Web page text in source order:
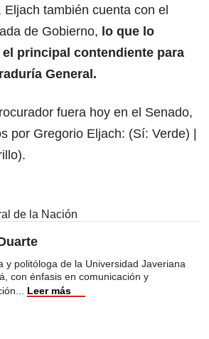
Eljach también cuenta con el
de Gobierno, lo que lo
principal contendiente para
General.
fuera hoy en el Senado,
por Gregorio Eljach: (Sí: Verde) |
de la Nación
y politóloga de la Universidad Javeriana
con énfasis en comunicación y
Leer más